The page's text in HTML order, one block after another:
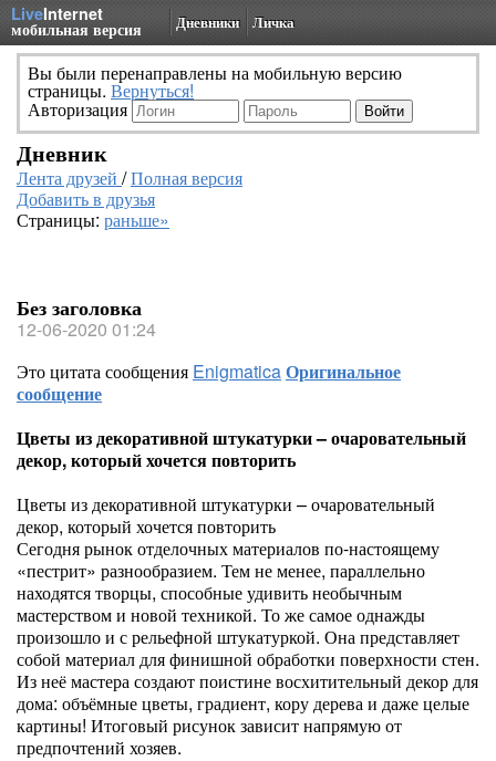
LiveInternet
мобильная версия Дневники Личка
Вы были перенаправлены на мобильную версию
страницы. Вернуться!
Авторизация
Дневник
Лента друзей /Полная версия
Добавить в друзья
Страницы: раньше»
Без заголовка
12-06-2020 01:24
Это цитата сообщения EnigmaticaОригинальное
сообщение
Цветы из декоративной штукатурки – очаровательный
декор, который хочется повторить
Цветы из декоративной штукатурки – очаровательный
декор, который хочется повторить
Сегодня рынок отделочных материалов по-настоящему
«пестрит» разнообразием. Тем не менее, параллельно
находятся творцы, способные удивить необычным
мастерством и новой техникой. То же самое однажды
произошло и с рельефной штукатуркой. Она представляет
собой материал для финишной обработки поверхности стен.
Из неё мастера создают поистине восхитительный декор для
дома: объёмные цветы, градиент, кору дерева и даже целые
картины! Итоговый рисунок зависит напрямую от
предпочтений хозяев.